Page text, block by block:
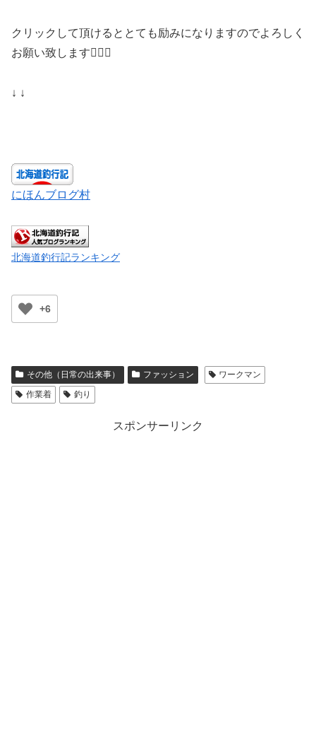
クリックして頂けるととても励みになりますのでよろしく
お願い致します🙇‍♀️✨
↓ ↓
にほんブログ村
北海道釣行記ランキング
+6
その他（日常の出来事） ファッション
ワークマン
作業着
釣り
スポンサーリンク